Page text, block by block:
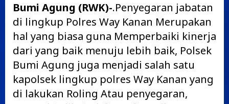
Bumi Agung (RWK)-.Penyegaran jabatan
di lingkup Polres Way Kanan Merupakan
hal yang biasa guna Memperbaiki kinerja
dari yang baik menuju lebih baik, Polsek
Bumi Agung juga menjadi salah satu
kapolsek lingkup polres Way Kanan yang
di lakukan Roling Atau penyegaran,